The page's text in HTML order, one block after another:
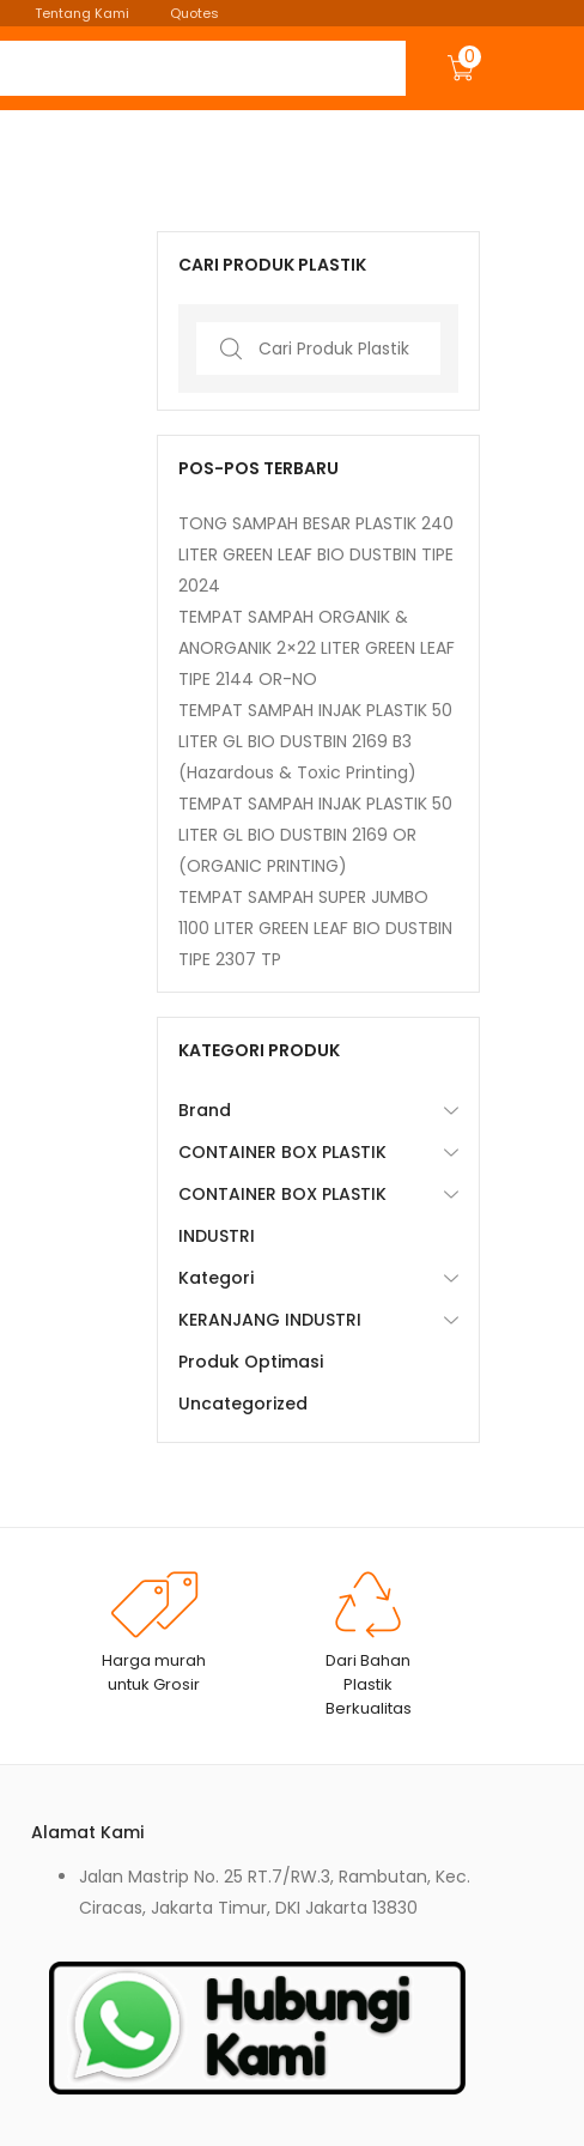
Tentang Kami Quotes
0
CARI PRODUK PLASTIK
Search
POS-POS TERBARU
TONG SAMPAH BESAR PLASTIK 240
LITER GREEN LEAF BIO DUSTBIN TIPE
2024
TEMPAT SAMPAH ORGANIK &
ANORGANIK 2×22 LITER GREEN LEAF
TIPE 2144 OR-NO
TEMPAT SAMPAH INJAK PLASTIK 50
LITER GL BIO DUSTBIN 2169 B3
(Hazardous & Toxic Printing)
TEMPAT SAMPAH INJAK PLASTIK 50
LITER GL BIO DUSTBIN 2169 OR
(ORGANIC PRINTING)
TEMPAT SAMPAH SUPER JUMBO
1100 LITER GREEN LEAF BIO DUSTBIN
TIPE 2307 TP
KATEGORI PRODUK
Brand
CONTAINER BOX PLASTIK
CONTAINER BOX PLASTIK
INDUSTRI
Kategori
KERANJANG INDUSTRI
Produk Optimasi
Uncategorized
Harga murah
untuk Grosir
Dari Bahan
Plastik
Berkualitas
Alamat Kami
Jalan Mastrip No. 25 RT.7/RW.3, Rambutan, Kec.
Ciracas, Jakarta Timur, DKI Jakarta 13830